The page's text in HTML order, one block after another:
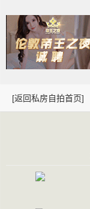
[返回私房自拍首页]